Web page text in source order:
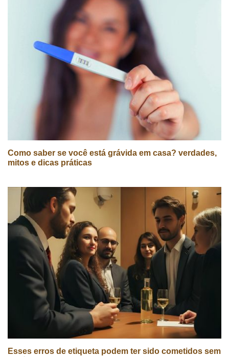
Como saber se você está grávida em casa? verdades,
mitos e dicas práticas
Esses erros de etiqueta podem ter sido cometidos sem